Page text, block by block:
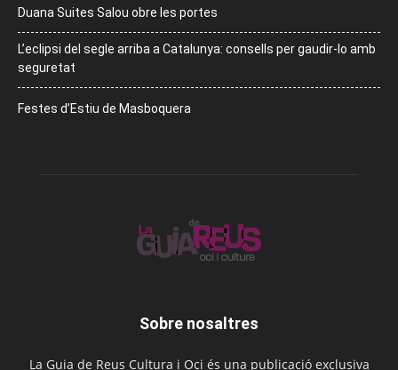
Duana Suites Salou obre les portes
L’eclipsi del segle arriba a Catalunya: consells per gaudir-lo amb
seguretat
Festes d’Estiu de Masboquera
Sobre nosaltres
La Guia de Reus Cultura i Oci és una publicació exclusiva